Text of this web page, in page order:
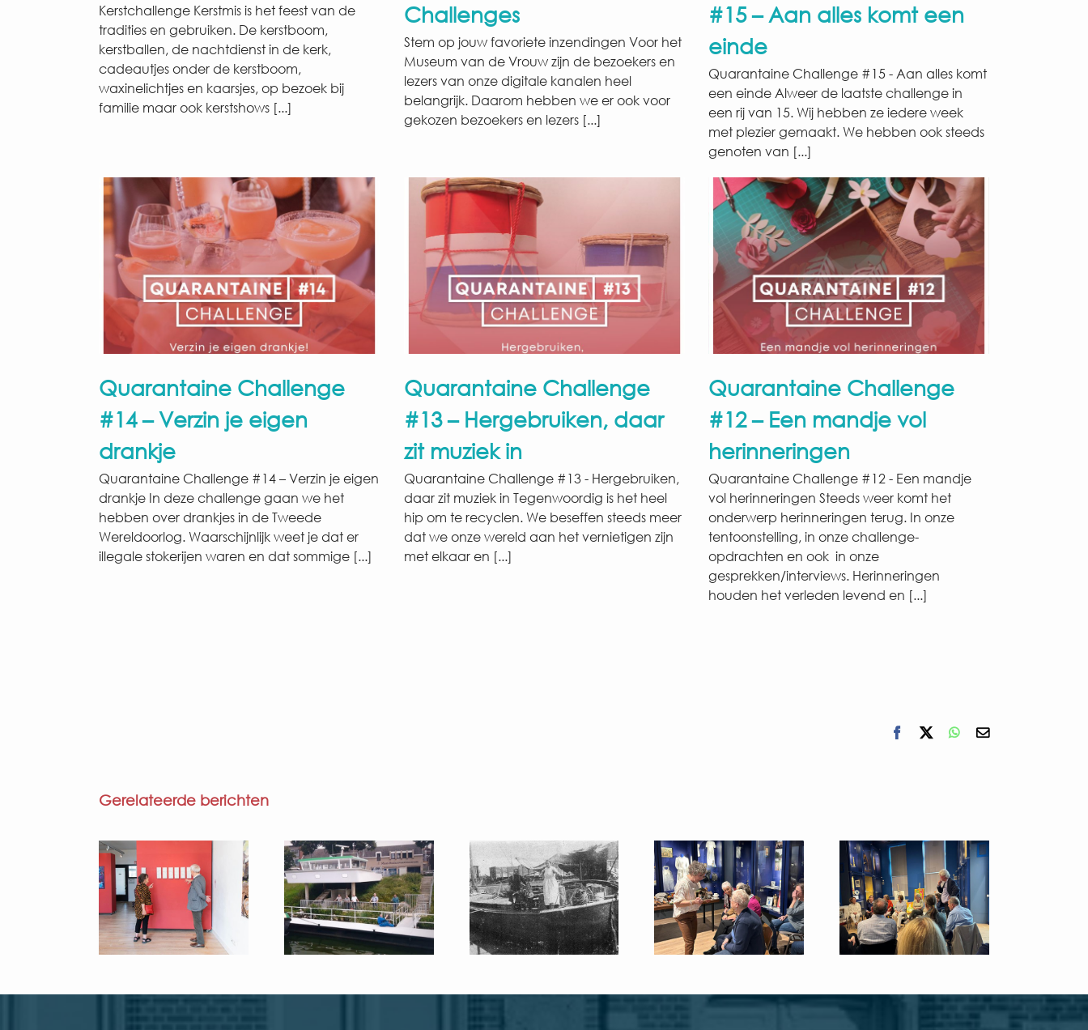
Kerstchallenge Kerstmis is het feest van de
tradities en gebruiken. De kerstboom,
kerstballen, de nachtdienst in de kerk,
cadeautjes onder de kerstboom,
waxinelichtjes en kaarsjes, op bezoek bij
familie maar ook kerstshows [...]
Challenges
Stem op jouw favoriete inzendingen Voor het
Museum van de Vrouw zijn de bezoekers en
lezers van onze digitale kanalen heel
belangrijk. Daarom hebben we er ook voor
gekozen bezoekers en lezers [...]
#15 – Aan alles komt een
einde
Quarantaine Challenge #15 - Aan alles komt
een einde Alweer de laatste challenge in
een rij van 15. Wij hebben ze iedere week
met plezier gemaakt. We hebben ook steeds
genoten van [...]
Quarantaine Challenge
#14 – Verzin je eigen
drankje
Quarantaine Challenge #14 – Verzin je eigen
drankje In deze challenge gaan we het
hebben over drankjes in de Tweede
Wereldoorlog. Waarschijnlijk weet je dat er
illegale stokerijen waren en dat sommige [...]
Quarantaine Challenge
#13 – Hergebruiken, daar
zit muziek in
Quarantaine Challenge #13 - Hergebruiken,
daar zit muziek in Tegenwoordig is het heel
hip om te recyclen. We beseffen steeds meer
dat we onze wereld aan het vernietigen zijn
met elkaar en [...]
Quarantaine Challenge
#12 – Een mandje vol
herinneringen
Quarantaine Challenge #12 - Een mandje
vol herinneringen Steeds weer komt het
onderwerp herinneringen terug. In onze
tentoonstelling, in onze challenge-
opdrachten en ook in onze
gesprekken/interviews. Herinneringen
houden het verleden levend en [...]
Facebook WhatsApp
E-
Gerelateerde berichten